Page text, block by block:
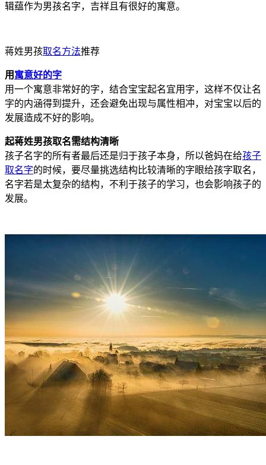
辑蕴作为男孩名字，吉祥且有很好的寓意。
蒋姓男孩取名方法推荐
用 寓意好的字
用一个寓意非常好的字，结合宝宝起名宜用字，这样不仅让名
字的内涵得到提升，还会避免出现与属性相冲，对宝宝以后的
发展造成不好的影响。
起蒋姓男孩取名需结构清晰
孩子名字的所有者最后还是归于孩子本身，所以爸妈在给孩子
取名字的时候，要尽量挑选结构比较清晰的字眼给孩字取名，
名字若是太复杂的结构，不利于孩子的学习，也会影响孩子的
发展。